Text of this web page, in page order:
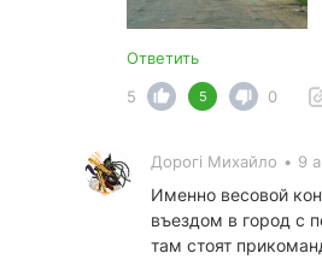
Ответить
5
5 0
Дорогі Михайло • 9
Именно весовой
въездом в город с
там стоят